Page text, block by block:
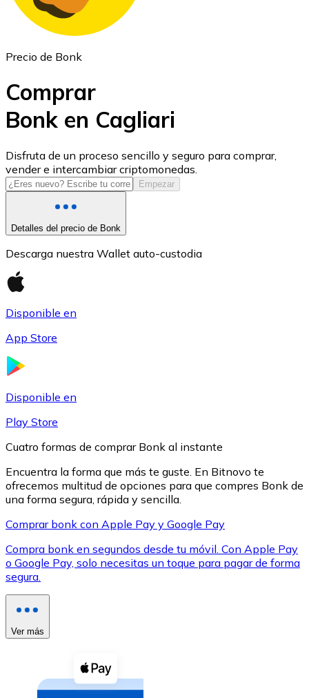
USD Coin
USDC
XRP
XRP
Ver todo
Compra criptomonedas con efectivo en tu tienda más
Precio de Bonk
Comprar
Bonk en Cagliari
Disfruta de un proceso sencillo y seguro para comprar,
vender e intercambiar criptomonedas.
Empezar
Detalles del precio de Bonk
Descarga nuestra Wallet auto-custodia
Disponible en
App Store
Disponible en
Play Store
Cuatro formas de comprar Bonk al instante
Encuentra la forma que más te guste. En Bitnovo te
ofrecemos multitud de opciones para que compres Bonk de
una forma segura, rápida y sencilla.
Comprar bonk con Apple Pay y Google Pay
Compra bonk en segundos desde tu móvil. Con Apple Pay
o Google Pay, solo necesitas un toque para pagar de forma
segura.
Ver más